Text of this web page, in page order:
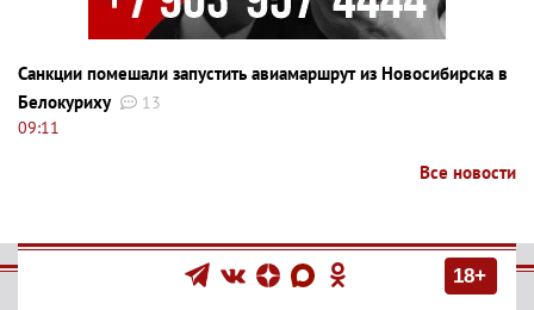
Санкции помешали запустить авиамаршрут из Новосибирска в
Белокуриху
13
09:11
Все новости
18+